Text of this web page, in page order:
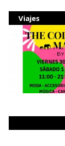
Viajes